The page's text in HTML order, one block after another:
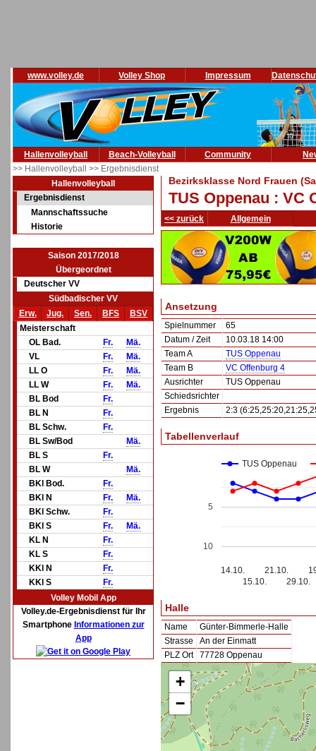
www.volley.de Volley Shop Impressum
Hallenvolleyball Beach-Volleyball Community
>> Hallenvolleyball >> Ergebnisdienst
Hallenvolleyball
Ergebnisdienst
Mannschaftssuche
Historie
Saison 2017/2018
Übergeordnet
Deutscher VV
Südbadischer VV
Erw.
Jug. Sen. BFS
BSV
Meisterschaft
OL Bad.
Fr.
Mä.
VL
Fr.
Mä.
LL O
Fr.
Mä.
LL W
Fr.
Mä.
BL Bod
Fr.
BL N
Fr.
BL Schw.
Fr.
BL Sw/Bod
Mä.
BL S
Fr.
BL W
Mä.
BKl Bod.
Fr.
BKl N
Fr.
Mä.
BKl Schw.
Fr.
BKl S
Fr.
Mä.
KL N
Fr.
KL S
Fr.
KKl N
Fr.
KKl S
Fr.
Volley Mobil App
Volley.de-Ergebnisdienst für Ihr
Smartphone Informationen zur
App
Bezirksklasse Nord Frauen
TUS Oppenau : VC
<< zurück Allgemein
Ansetzung
Spielnummer
65
Datum / Zeit
10.03.18 14:00
Team A
TUS Oppenau
Team B
VC Offenburg 4
Ausrichter
TUS Oppenau
Schiedsrichter
Ergebnis
2:3
Tabellenverlauf
TUS Oppenau
14.10.
15.10.
21.10.
29.10.
5
10
Halle
Name
Günter-Bimmerle-Halle
Strasse
An der Einmatt
PLZ Ort
77728 Oppenau
+
−